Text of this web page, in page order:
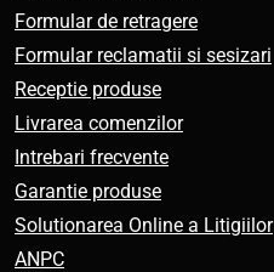
Formular de retragere
Formular reclamatii si sesizari
Receptie produse
Livrarea comenzilor
Intrebari frecvente
Garantie produse
Solutionarea Online a Litigiilor
ANPC